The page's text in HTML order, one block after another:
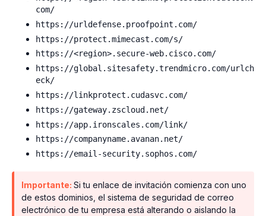
com/
https://urldefense.proofpoint.com/
https://protect.mimecast.com/s/
https://<region>.secure-web.cisco.com/
https://global.sitesafety.trendmicro.com/urlch
eck/
https://linkprotect.cudasvc.com/
https://gateway.zscloud.net/
https://app.ironscales.com/link/
https://companyname.avanan.net/
https://email-security.sophos.com/
Importante: Si tu enlace de invitación comienza con uno
de estos dominios, el sistema de seguridad de correo
electrónico de tu empresa está alterando o aislando la